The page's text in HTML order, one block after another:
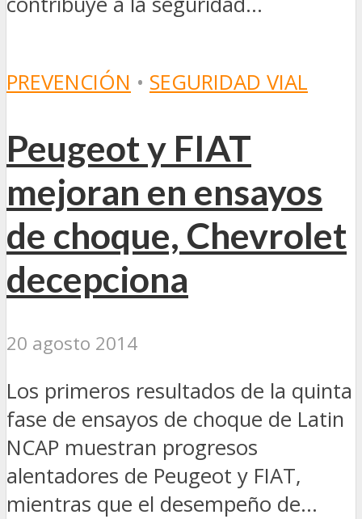
PREVENCIÓN • SEGURIDAD VIAL
Peugeot y FIAT
mejoran en ensayos
de choque, Chevrolet
decepciona
20 agosto 2014
Los primeros resultados de la quinta
fase de ensayos de choque de Latin
NCAP muestran progresos
alentadores de Peugeot y FIAT,
mientras que el desempeño de...